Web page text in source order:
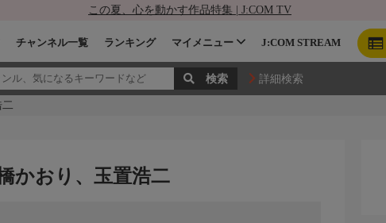
この夏、心を動かす作品特集 | J:COM TV
チャンネル一覧 ランキング マイメニュー J:COM STREAM
詳細検索
かおり、玉置浩二